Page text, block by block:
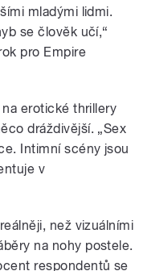
mladými lidmi.
se člověk učí,“
pro Empire
erotické thrillery
dráždivější. „Sex
Intimní scény jsou
v
než vizuálními
na nohy postele.
respondentů se